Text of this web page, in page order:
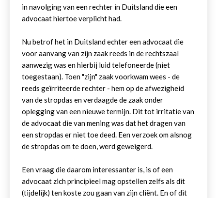
in navolging van een rechter in Duitsland die een
advocaat hiertoe verplicht had.
Nu betrof het in Duitsland echter een advocaat die
voor aanvang van zijn zaak reeds in de rechtszaal
aanwezig was en hierbij luid telefoneerde (niet
toegestaan). Toen "zijn" zaak voorkwam wees - de
reeds geïrriteerde rechter - hem op de afwezigheid
van de stropdas en verdaagde de zaak onder
oplegging van een nieuwe termijn. Dit tot irritatie van
de advocaat die van mening was dat het dragen van
een stropdas er niet toe deed. Een verzoek om alsnog
de stropdas om te doen, werd geweigerd.
Een vraag die daarom interessanter is, is of een
advocaat zich principieel mag opstellen zelfs als dit
(tijdelijk) ten koste zou gaan van zijn cliënt. En of dit